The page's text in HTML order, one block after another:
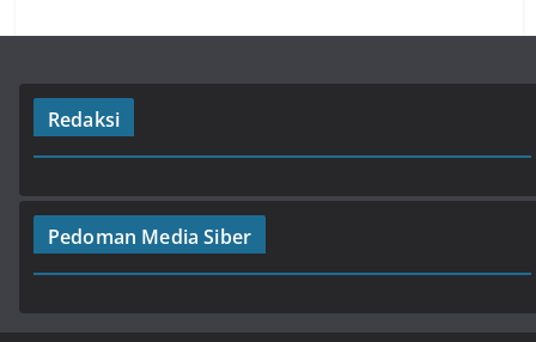
Redaksi
Pedoman Media Siber